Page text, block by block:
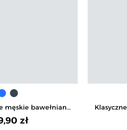
męskie bawełniane
zł